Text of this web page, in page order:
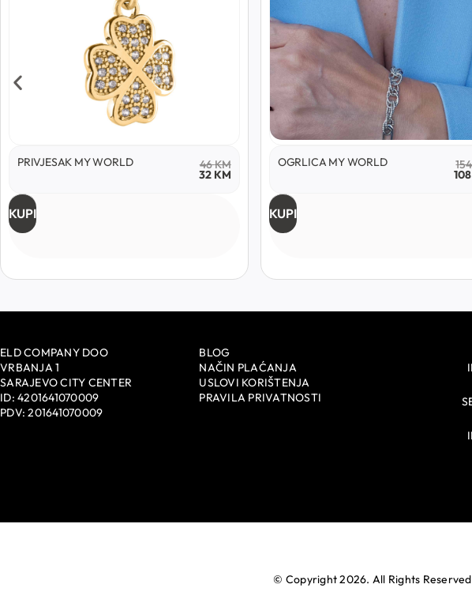
PRIVJESAK MY WORLD 46KM
32 KM
KUPI
OGRLICA MY WORLD
108
KUPI
ELD COMPANY DOO
VRBANJA 1
SARAJEVO CITY CENTER
ID: 4201641070009
PDV: 201641070009
BLOG
NAČIN PLAĆANJA
USLOVI KORIŠTENJA
PRAVILA PRIVATNOSTI
© Copyright 2026. All Rights